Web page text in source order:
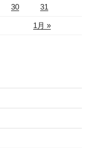
1月 »
30 31